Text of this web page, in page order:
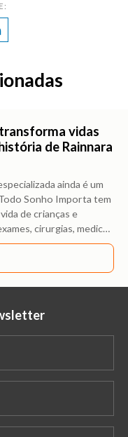
vidas
de Rainnara
ainda é um
Sonho Importa tem
de crianças e
cirurgias, medic…